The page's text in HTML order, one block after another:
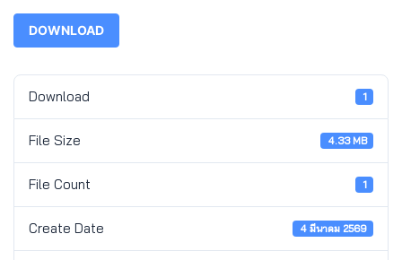
DOWNLOAD
Download 1
File Size 4.33 MB
File Count 1
Create Date 4 มีนาคม 2569